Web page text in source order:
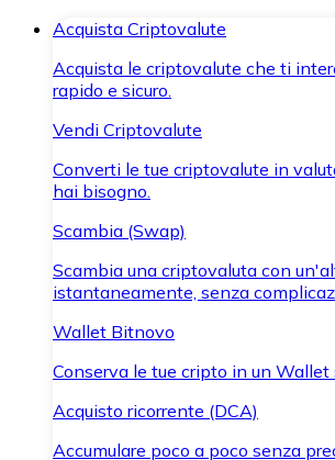
Acquista Criptovalute
Acquista le criptovalute che ti
rapido e sicuro.
Vendi Criptovalute
Converti le tue criptovalute in
hai bisogno.
Scambia (Swap)
Scambia una criptovaluta con
istantaneamente, senza
Wallet Bitnovo
Conserva le tue cripto in un
Acquisto ricorrente (DCA)
Accumulare poco a poco senza